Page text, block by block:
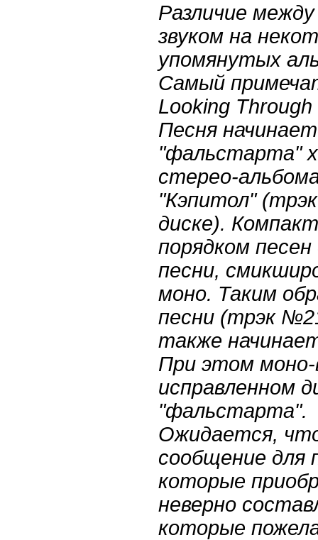
Различие
звуком на
упомянутых
Самый
Looking
Песня
"фальстарта"
стерео-
"Кэпитол"
диске).
порядком
песни,
моно. Таким
песни (трэк
также
При этом моно-
исправленном
"фальстарта".
Ожидается,
сообщение для
которые
неверно
которые